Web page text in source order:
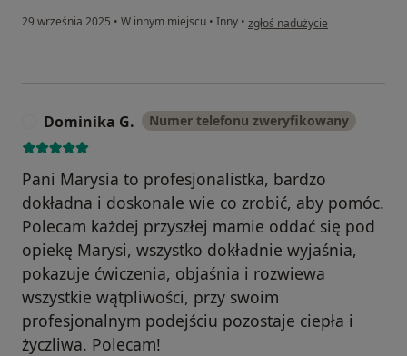
29 września 2025 • W innym miejscu • Inny • w opinii użytkownika Emilia
zgłoś nadużycie
Dominika G. Numer telefonu zweryfikowany
Pani Marysia to profesjonalistka, bardzo
dokładna i doskonale wie co zrobić, aby pomóc.
Polecam każdej przyszłej mamie oddać się pod
opiekę Marysi, wszystko dokładnie wyjaśnia,
pokazuje ćwiczenia, objaśnia i rozwiewa
wszystkie wątpliwości, przy swoim
profesjonalnym podejściu pozostaje ciepła i
życzliwa. Polecam!